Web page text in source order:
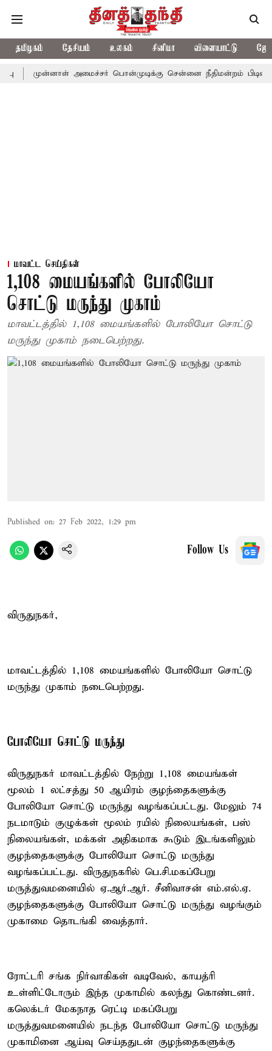
தமிழகம் தேசியம் உலகம் சினிமா விளையாட்டு
அமைச்சர் பொன்முடிக்கு சென்னை நீதிமன்றம் பிடிவாராண்ட்
மாவட்ட செய்திகள்
1,108 மையங்களில் போலியோ
சொட்டு மருந்து முகாம்
மாவட்டத்தில் 1,108 மையங்களில் போலியோ சொட்டு
மருந்து முகாம் நடைபெற்றது.
Published on: 27 Feb 2022, 1:29 pm
Follow Us
விருதுநகர்,
மாவட்டத்தில் 1,108 மையங்களில் போலியோ சொட்டு
மருந்து முகாம் நடைபெற்றது.
போலியோ சொட்டு மருந்து
விருதுநகர் மாவட்டத்தில் நேற்று 1,108 மையங்கள்
மூலம் 1 லட்சத்து 50 ஆயிரம் குழந்தைகளுக்கு
போலியோ சொட்டு மருந்து வழங்கப்பட்டது. மேலும் 74
நடமாடும் குழுக்கள் மூலம் ரயில் நிலையங்கள், பஸ்
நிலையங்கள், மக்கள் அதிகமாக கூடும் இடங்களிலும்
குழந்தைகளுக்கு போலியோ சொட்டு மருந்து
வழங்கப்பட்டது. விருதுநகரில் பெ.சி.மகப்பேறு
மருத்துவமனையில் ஏ.ஆர்.ஆர். சீனிவாசன் எம்.எல்.ஏ.
குழந்தைகளுக்கு போலியோ சொட்டு மருந்து வழங்கும்
முகாமை தொடங்கி வைத்தார்.
ரோட்டரி சங்க நிர்வாகிகள் வடிவேல், காயத்ரி
உள்ளிட்டோரும் இந்த முகாமில் கலந்து கொண்டனர்.
கலெக்டர் மேகநாத ரெட்டி மகப்பேறு
மருத்துவமனையில் நடந்த போலியோ சொட்டு மருந்து
முகாமினை ஆய்வு செய்ததுடன் குழந்தைகளுக்கு